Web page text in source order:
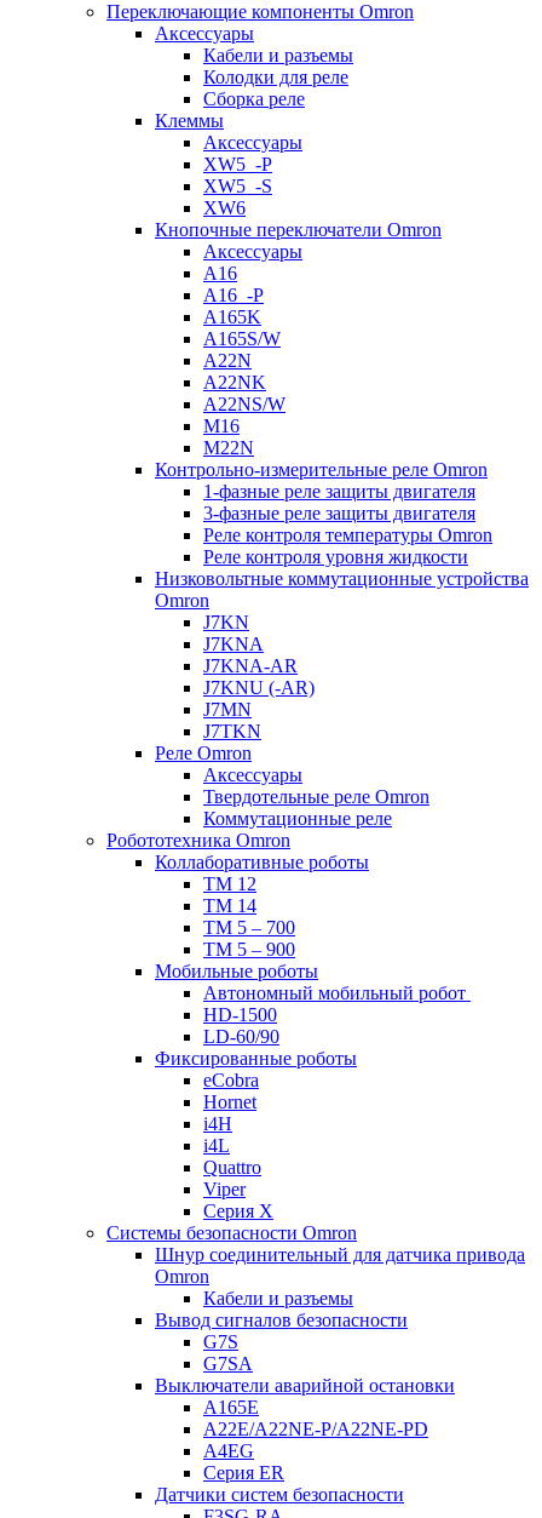
Переключающие компоненты Omron
Аксессуары
Кабели и разъемы
Колодки для реле
Сборка реле
Клеммы
Аксессуары
XW5_-P
XW5_-S
XW6
Кнопочные переключатели Omron
Аксессуары
A16
A16_-P
A165K
A165S/W
A22N
A22NK
A22NS/W
M16
M22N
Контрольно-измерительные реле Omron
1-фазные реле защиты двигателя
3-фазные реле защиты двигателя
Реле контроля температуры Omron
Реле контроля уровня жидкости
Низковольтные коммутационные устройства
Omron
J7KN
J7KNA
J7KNA-AR
J7KNU (-AR)
J7MN
J7TKN
Реле Omron
Аксессуары
Твердотельные реле Omron
Коммутационные реле
Робототехника Omron
Коллаборативные роботы
TM 12
TM 14
TM 5 – 700
TM 5 – 900
Мобильные роботы
Автономный мобильный робот
HD-1500
LD-60/90
Фиксированные роботы
eCobra
Hornet
i4H
i4L
Quattro
Viper
Серия X
Системы безопасности Omron
Шнур соединительный для датчика привода
Omron
Кабели и разъемы
Вывод сигналов безопасности
G7S
G7SA
Выключатели аварийной остановки
A165E
A22E/A22NE-P/A22NE-PD
A4EG
Серия ER
Датчики систем безопасности